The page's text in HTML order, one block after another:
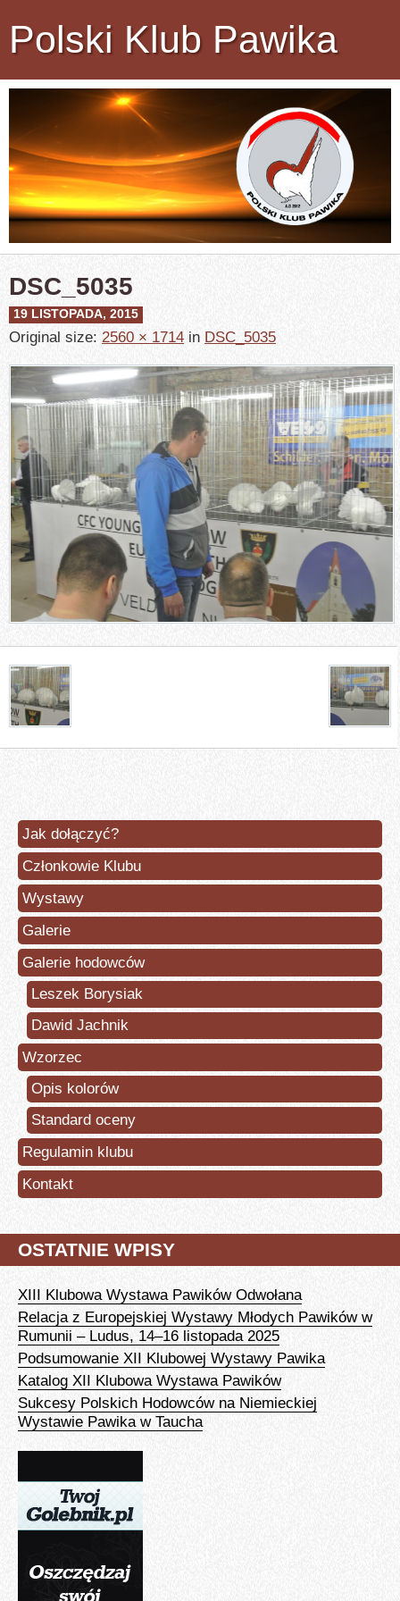
Polski Klub Pawika
DSC_5035
19 LISTOPADA, 2015
Original size: 2560 × 1714 in DSC_5035
Jak dołączyć?
Członkowie Klubu
Wystawy
Galerie
Galerie hodowców
Leszek Borysiak
Dawid Jachnik
Wzorzec
Opis kolorów
Standard oceny
Regulamin klubu
Kontakt
OSTATNIE WPISY
XIII Klubowa Wystawa Pawików Odwołana
Relacja z Europejskiej Wystawy Młodych Pawików w
Rumunii – Ludus, 14–16 listopada 2025
Podsumowanie XII Klubowej Wystawy Pawika
Katalog XII Klubowa Wystawa Pawików
Sukcesy Polskich Hodowców na Niemieckiej
Wystawie Pawika w Taucha